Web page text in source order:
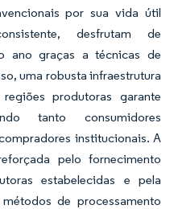
por sua vida útil
desfrutam de
ano graças a técnicas de
uma robusta infraestrutura
produtoras garante
tanto consumidores
institucionais. A
pelo fornecimento
estabelecidas e pela
de processamento